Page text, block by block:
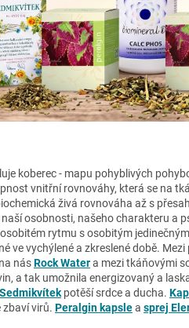
koberec - mapu pohyblivých
vnitřní rovnováhy, která se na
živá rovnováha až s
osobnosti, našeho charakteru a
rytmu s osobitým
ve vychýlené a zkreslené době.
násRock Watera mezi tkáňovými
a tak umožnila energizovaný a
potěší srdce a ducha.
virů. Peralgin kapslea sprej